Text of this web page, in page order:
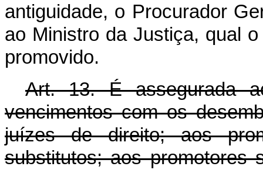
antiguidade, o Procurador
ao Ministro da Justiça, qual
promovido.
Art. 13. É assegurada
vencimentos com os
juízes de direito; aos
substitutos; aos promotores